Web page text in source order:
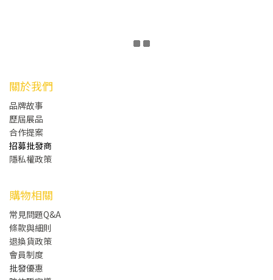
關於我們
品牌故事
歷屆展品
合作提案
招募批發商
隱私權政策
購物相關
常見問題Q&A
條款與細則
退換貨政策
會員制度
批發優惠